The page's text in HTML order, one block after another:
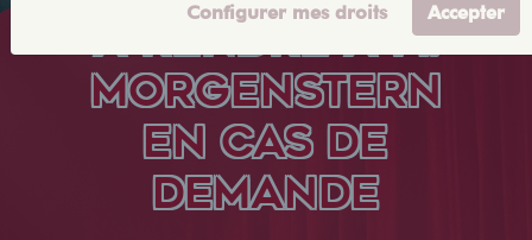
À RENDRE À M.
MORGENSTERN
EN CAS DE
DEMANDE
Configurer mes droits Accepter